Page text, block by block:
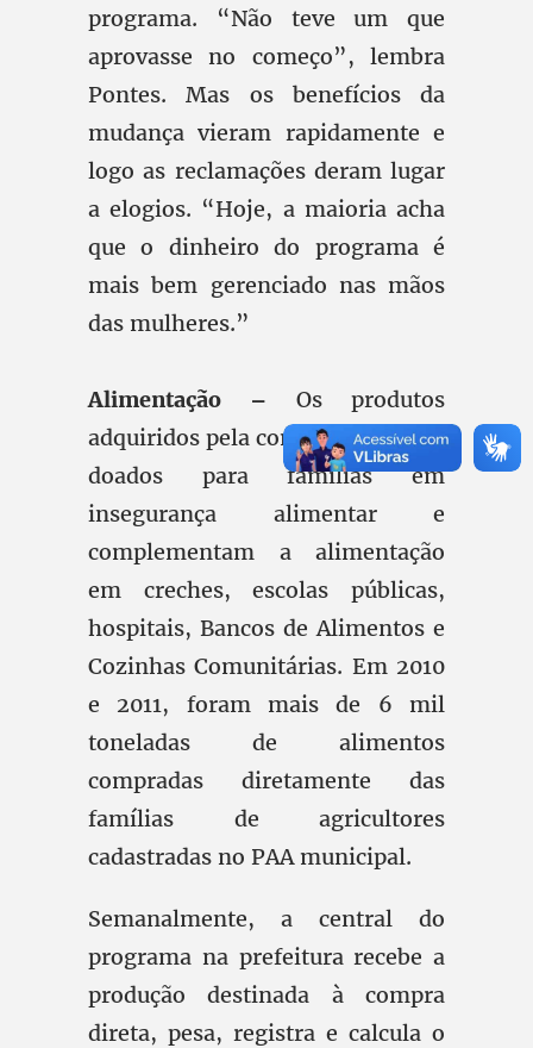
programa. “Não teve um que
aprovasse no começo”, lembra
Pontes. Mas os benefícios da
mudança vieram rapidamente e
logo as reclamações deram lugar
a elogios. “Hoje, a maioria acha
que o dinheiro do programa é
mais bem gerenciado nas mãos
das mulheres.”
Alimentação – Os produtos
adquiridos pela compra direta são
doados para famílias em
insegurança alimentar e
complementam a alimentação
em creches, escolas públicas,
hospitais, Bancos de Alimentos e
Cozinhas Comunitárias. Em 2010
e 2011, foram mais de 6 mil
toneladas de alimentos
compradas diretamente das
famílias de agricultores
cadastradas no PAA municipal.
Semanalmente, a central do
programa na prefeitura recebe a
produção destinada à compra
direta, pesa, registra e calcula o